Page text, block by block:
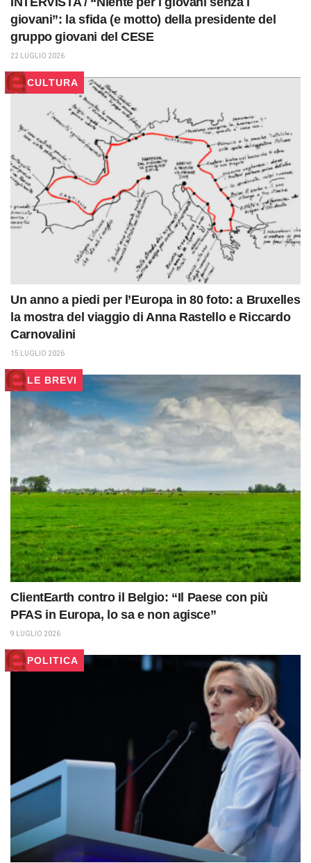
giovani”: la sfida (e motto) della presidente del
gruppo giovani del CESE
22 LUGLIO 2026
CULTURA
Un anno a piedi per l’Europa in 80 foto: a Bruxelles
la mostra del viaggio di Anna Rastello e Riccardo
Carnovalini
15 LUGLIO 2026
LE BREVI
ClientEarth contro il Belgio: “Il Paese con più
PFAS in Europa, lo sa e non agisce”
9 LUGLIO 2026
POLITICA